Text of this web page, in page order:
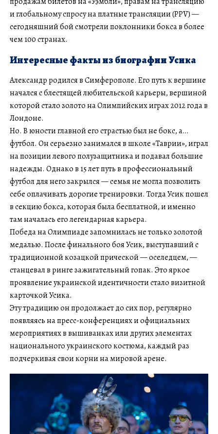
и глобальному спросу на платные трансляции (PPV) —
сегодняшний бой смотрели поклонники бокса в более
чем 100 странах.
Интересные факты из биографии Усика
Александр родился в Симферополе. Его путь к вершине
начался с блестящей любительской карьеры, вершиной
которой стало золото на Олимпийских играх 2012 года в
Лондоне.
Но. В юности главной его страстью был не бокс, а…
футбол. Он серьезно занимался в школе «Таврии», играл
на позиции левого полузащитника и подавал большие
надежды. Однако в 15 лет путь в профессиональный
футбол для него закрылся — семья не могла позволить
себе оплачивать дорогие тренировки. Тогда Усик пошел
в секцию бокса, которая была бесплатной, и именно
там началась его легендарная карьера.
Победа на Олимпиаде запомнилась не только золотой
медалью. После финального боя Усик, выступавший с
традиционной козацкой прической — оселедцем, —
станцевал в ринге зажигательный гопак. Это яркое
проявление украинской идентичности стало визитной
карточкой Усика.
Эту традицию он продолжает до сих пор, регулярно
появляясь на пресс-конференциях и официальных
мероприятиях в вышиванках или других элементах
национального украинского костюма, каждый раз
подчеркивая свои корни на мировой арене.